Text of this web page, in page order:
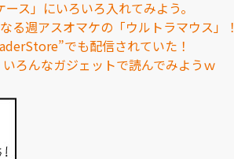
ス」にいろいろ入れてみよう。
る週アスオマケの「ウルトラマウス」！
でも配信されていた！
ろんなガジェットで読んでみようｗ